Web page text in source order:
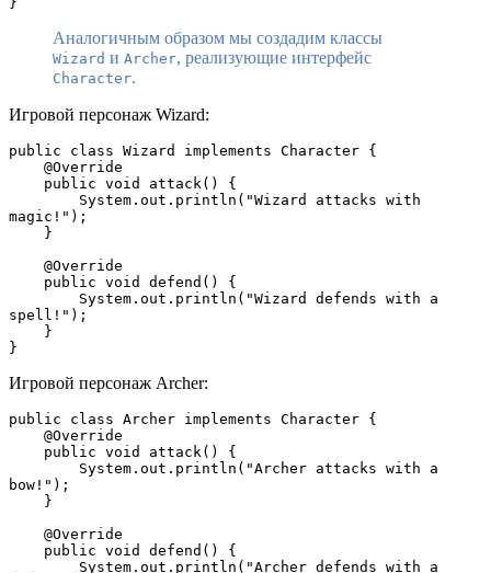
Аналогичным образом мы создадим классы
Wizard и Archer, реализующие интерфейс
Character.
Игровой персонаж Wizard:
public class Wizard implements Character {
    @Override
    public void attack() {
magic!");
    }
    @Override
    public void defend() {
spell!");
    }
}
Игровой персонаж Archer:
public class Archer implements Character {
    @Override
    public void attack() {
bow!");
    }
    @Override
    public void defend() {